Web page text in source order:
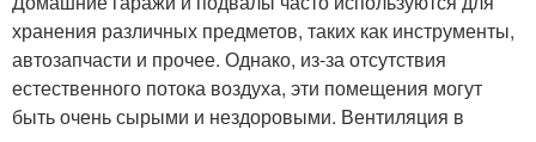
хранения различных предметов, таких как инструменты,
автозапчасти и прочее. Однако, из-за отсутствия
естественного потока воздуха, эти помещения могут
быть очень сырыми и нездоровыми. Вентиляция в